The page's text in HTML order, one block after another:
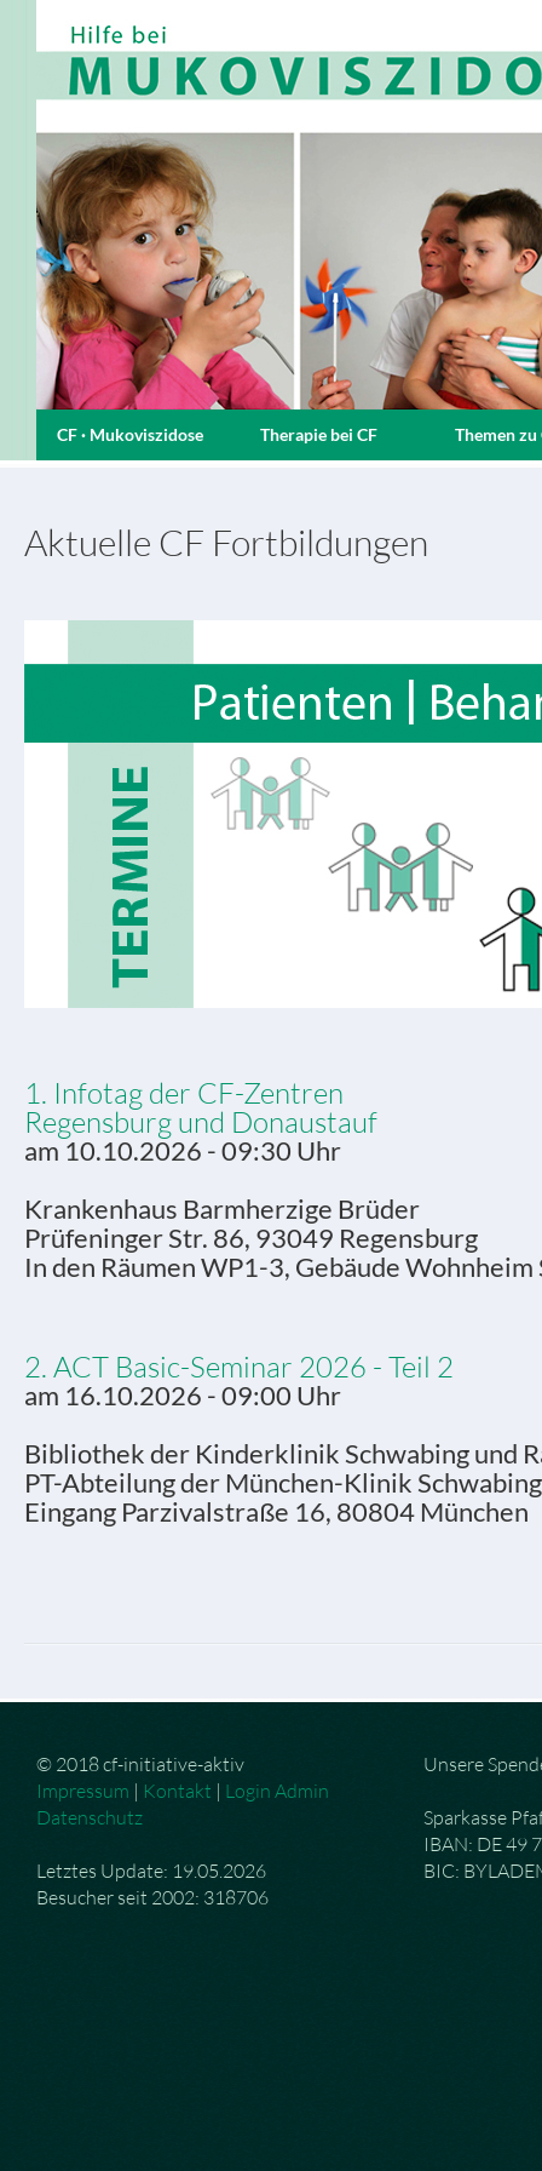
CF · Mukoviszidose Therapie bei CF Themen zu
Aktuelle CF Fortbildungen
1. Infotag der CF-Zentren
Regensburg und Donaustauf
am 10.10.2026 - 09:30 Uhr
Krankenhaus Barmherzige Brüder
Prüfeninger Str. 86, 93049 Regensburg
In den Räumen WP1-3, Gebäude Wohnheim
2. ACT Basic-Seminar 2026 - Teil 2
am 16.10.2026 - 09:00 Uhr
Bibliothek der Kinderklinik Schwabing und
PT-Abteilung der München-Klinik Schwabing
Eingang Parzivalstraße 16, 80804 München
© 2018 cf-initiative-aktiv
Impressum | Kontakt | Login Admin
Datenschutz
Letztes Update: 19.05.2026
Besucher seit 2002: 318706
Unsere
Sparkasse
IBAN: DE 49
BIC: